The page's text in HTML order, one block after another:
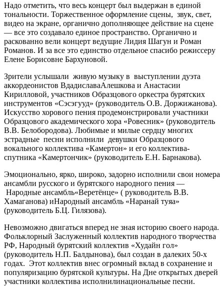
Надо отметить, что весь концерт был выдержан в единой
тональности. Торжественное оформление сцены, звук, свет,
видео на экране, органично дополняющее действие на сцене
— все это создавало единое пространство. Органично и
раскованно вели концерт ведущие Лидия Шагун и Роман
Романов. И за все это единство отдельное спасибо режиссеру
Елене Борисовне Бархуновой.
Зрители услышали живую музыку в выступлении дуэта
аккордеонистов ВдадиславаАлешкова и Анастасии
Кирилловой, участников Образцового оркестра бурятских
инструментов «Сэсэгууд» (руководитель О.В. Доржижанова).
Искусство хорового пения продемонстрировали участники
Образцового академического хора «Ровесник» (руководитель
В.В. Белобородова). Любимые и милые сердцу многих
эстрадные песни исполнили девушки Образцового
вокального коллектива «Камертон» и его коллектива-
спутника «Камертончик» (руководитель Е.Н. Барнакова).
Эмоционально, ярко, широко, задорно исполнили свои номера
ансамбли русского и бурятского народного пения —
Народные ансамбль«Веретёнце» ( руководитель В.В.
Хамаганова) иНародный ансамбль «Наранай туяа»
(руководитель Б.Ц. Гилязова).
Невозможно двигаться вперед не зная историю своего народа.
Фольклорный Заслуженный коллектив народного творчества
РФ, Народный бурятский коллектив «Худайн гол»
(руководитель Н.П. Балдынова), был создан в далеких 50-х
годах. Этот коллектив внес огромный вклад в сохранение и
популяризацию бурятской культуры. На Дне открытых дверей
участники коллектива исполнилинациональные песни.